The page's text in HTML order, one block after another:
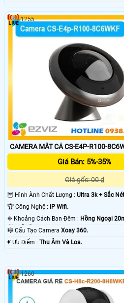
CAMERA MẮT CÁ CS-E4P-R100-
Giá Bán: 5%-35%
Giá gốc: 00 ₫
🦉 Hình Ành Chất Lượng :Ultra 3k + Sắc
🏆 Công Nghệ :
IP Wifi.
❈ Khoảng Cách Ban Đêm : Hồng Ngoại
Chuyên Dụng.
🎼️ Cấu Tạo CameraXoay 360.
️₤ Ưu Điểm :Thu Âm Và Loa.
1255
1260